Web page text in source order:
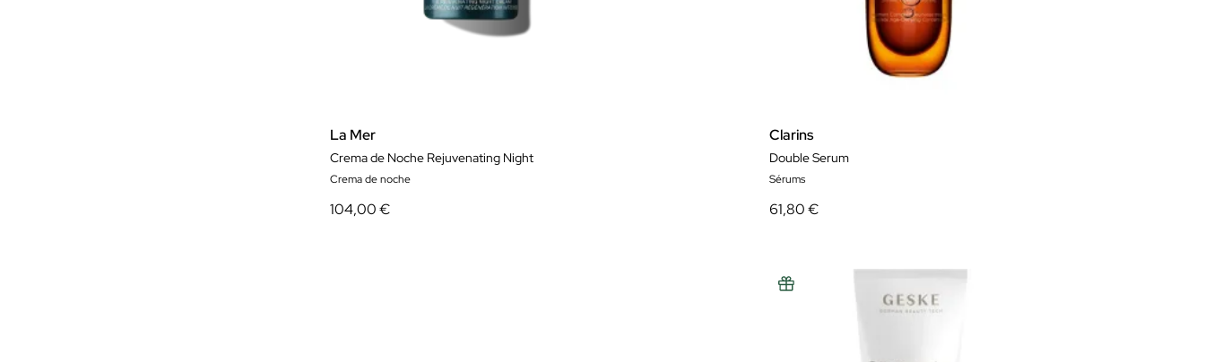
La Mer
Crema de Noche Rejuvenating Night
Crema de noche
104,00 €
Clarins
Double Serum
Sérums
61,80 €